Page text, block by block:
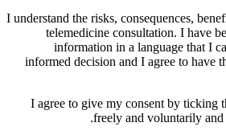
I understand the risks, consequences,
telemedicine consultation. I have
information in a language that I
informed decision and I agree to have
I agree to give my consent by ticking
freely and voluntarily and